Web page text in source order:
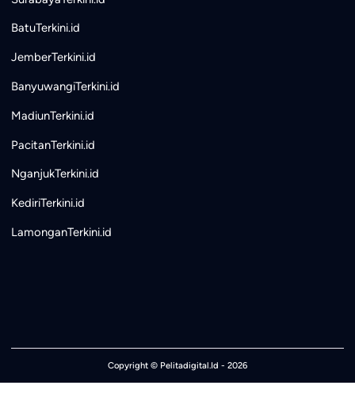
BatuTerkini.id
JemberTerkini.id
BanyuwangiTerkini.id
MadiunTerkini.id
PacitanTerkini.id
NganjukTerkini.id
KediriTerkini.id
LamonganTerkini.id
Copyright © Pelitadigital.Id - 2026